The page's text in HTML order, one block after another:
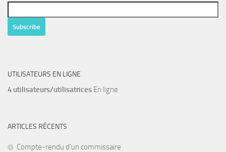
UTILISATEURS EN LIGNE
4 utilisateurs/utilisatrices En ligne
ARTICLES RÉCENTS
Compte-rendu d’un commissaire